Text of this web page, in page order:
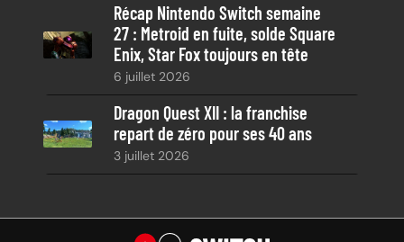
Récap Nintendo Switch semaine
27 : Metroid en fuite, solde Square
Enix, Star Fox toujours en tête
6 juillet 2026
Dragon Quest XII : la franchise
repart de zéro pour ses 40 ans
3 juillet 2026